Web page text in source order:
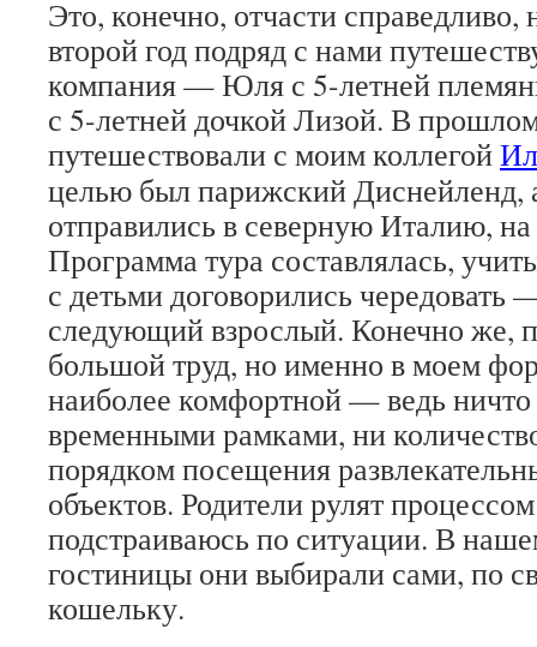
Это, конечно, отчасти
второй год подряд с нами
компания — Юля с 5-летней
с 5-летней дочкой Лизой. В
путешествовали с моим коллегой
целью был парижский Диснейленд,
отправились в северную Италию, на
Программа тура составлялась,
с детьми договорились чередовать
следующий взрослый. Конечно же,
большой труд, но именно в моем
наиболее комфортной — ведь
временными рамками, ни
порядком посещения
объектов. Родители рулят
подстраиваюсь по ситуации. В
гостиницы они выбирали сами, по
кошельку.